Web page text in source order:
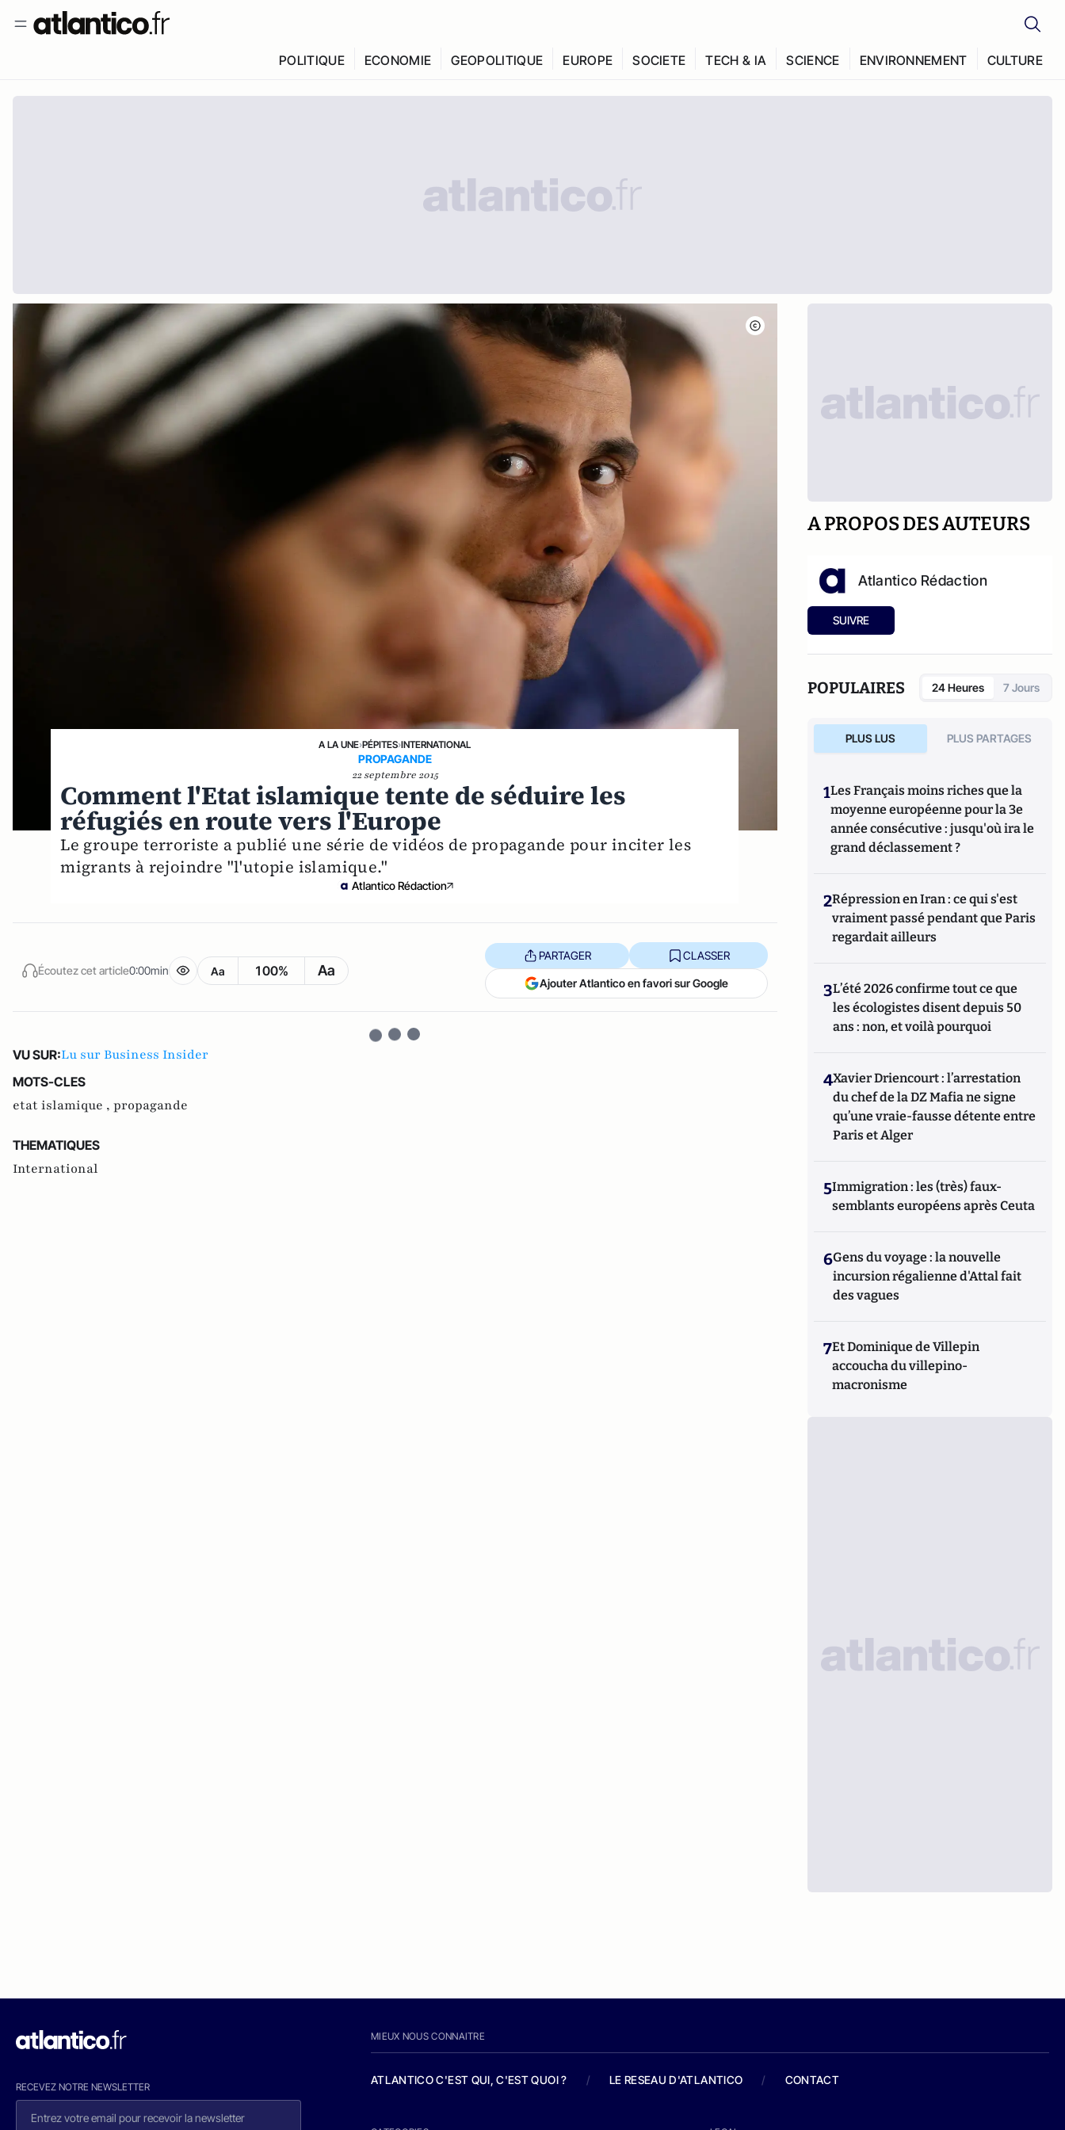
POLITIQUE ECONOMIE GEOPOLITIQUE EUROPE SOCIETE TECH & IA SCIENCE ENVIRONNEMENT CULTURE
A LA UNE›PÉPITES›INTERNATIONAL
PROPAGANDE
22 septembre 2015
Comment l'Etat islamique tente de séduire les
réfugiés en route vers l'Europe
Le groupe terroriste a publié une série de vidéos de propagande pour inciter les
migrants à rejoindre "l'utopie islamique."
Atlantico Rédaction
Écoutez cet article0:00min Aa 100% Aa
PARTAGER CLASSER
Ajouter Atlantico en favori sur Google
VU SUR:Lu sur Business Insider
MOTS-CLES
etat islamique , propagande
THEMATIQUES
International
A PROPOS DES AUTEURS
Atlantico Rédaction
SUIVRE
POPULAIRES 24 Heures 7 Jours
PLUS LUS PLUS PARTAGES
1Les Français moins riches que la
moyenne européenne pour la 3e
année consécutive : jusqu'où ira le
grand déclassement ?
2Répression en Iran : ce qui s'est
vraiment passé pendant que Paris
regardait ailleurs
3L’été 2026 confirme tout ce que
les écologistes disent depuis 50
ans : non, et voilà pourquoi
4Xavier Driencourt : l’arrestation
du chef de la DZ Mafia ne signe
qu’une vraie-fausse détente entre
Paris et Alger
5Immigration : les (très) faux-
semblants européens après Ceuta
6Gens du voyage : la nouvelle
incursion régalienne d'Attal fait
des vagues
7Et Dominique de Villepin
accoucha du villepino-
macronisme
RECEVEZ NOTRE NEWSLETTER
MIEUX NOUS CONNAITRE
ATLANTICO C'EST QUI, C'EST QUOI ? / LE RESEAU D'ATLANTICO / CONTACT